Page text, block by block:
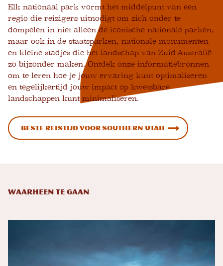
Elk nationaal park vormt het middelpunt van een
regio die reizigers uitnodigt om zich onder te
dompelen in niet alleen de iconische nationale parken,
maar ook in de staatsparken, nationale monumenten
en kleine stadjes die het landschap van Zuid-Australië
zo bijzonder maken. Ontdek onze informatiebronnen
om te leren hoe je jouw ervaring kunt optimaliseren
en tegelijkertijd jouw impact op kwetsbare
landschappen kunt minimaliseren.
Beste reistijd voor Southern Utah
Waarheen te gaan